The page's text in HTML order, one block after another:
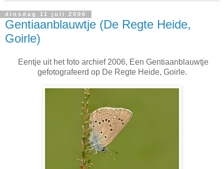
dinsdag 11 juli 2006
Gentiaanblauwtje (De Regte Heide,
Goirle)
Eentje uit het foto archief 2006, Een Gentiaanblauwtje
gefotografeerd op De Regte Heide, Goirle.